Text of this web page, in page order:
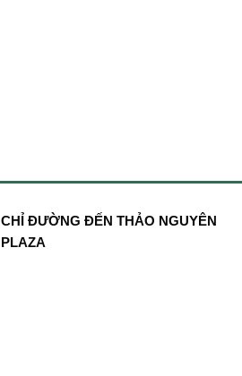
CHỈ ĐƯỜNG ĐẾN THẢO NGUYÊN
PLAZA